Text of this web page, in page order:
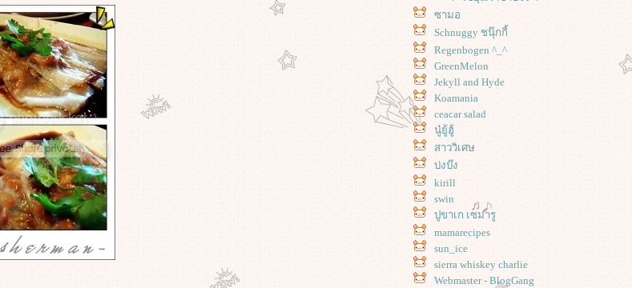
ซามอ
Schnuggy ชนุ๊กกี้
Regenbogen ^_^
GreenMelon
Jekyll and Hyde
Koamania
ceacar salad
นู๋ยู้ฮู้
สาววิเศษ
บ่งบ๊ง
kirill
swin
ปูขาเก เซมารู
mamarecipes
sun_ice
sierra whiskey charlie
Webmaster - BlogGang